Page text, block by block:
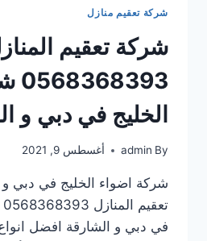
شركة تعقيم منازل
شركة تعقيم
الخليج في دبي و
By
admin أغسطس 9, 2021
شركة اضواء الخليج في دبي
في دبي و الشارقة افضل